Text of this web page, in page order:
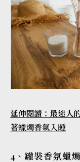
延伸閱讀：最迷人
著蠟燭香氣入睡
4、罐裝香氛蠟